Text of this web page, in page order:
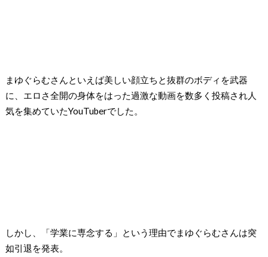
まゆぐらむさんといえば美しい顔立ちと抜群のボディを武器
に、エロさ全開の身体をはった過激な動画を数多く投稿され人
気を集めていたYouTuberでした。
しかし、「学業に専念する」という理由でまゆぐらむさんは突
如引退を発表。